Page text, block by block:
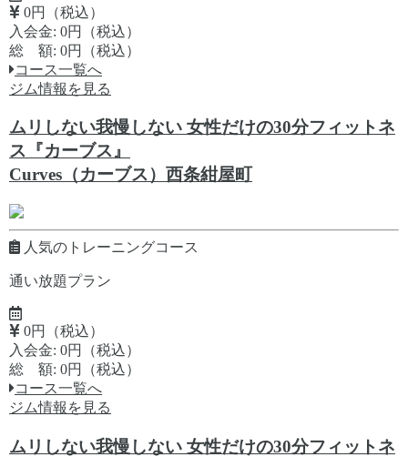
0円（税込）
入会金: 0円（税込）
総 額: 0円（税込）
コース一覧へ
ジム情報を見る
ムリしない我慢しない 女性だけの30分フィットネ
ス『カーブス』
Curves（カーブス）西条紺屋町
人気のトレーニングコース
通い放題プラン
0円（税込）
入会金: 0円（税込）
総 額: 0円（税込）
コース一覧へ
ジム情報を見る
ムリしない我慢しない 女性だけの30分フィットネ